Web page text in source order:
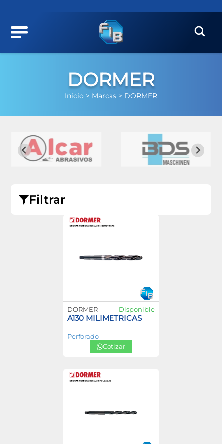
DORMER
Inicio > Marcas > DORMER
Filtrar
DORMER Disponible
A130 MILIMETRICAS
Perforado
Cotizar